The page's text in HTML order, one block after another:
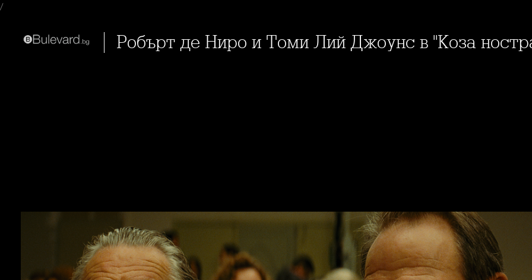
/
Робърт де Ниро и Томи Лий Джоунс в "Коза